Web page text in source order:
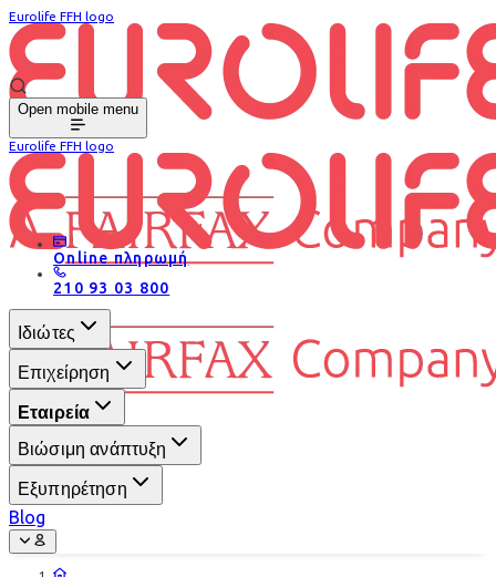
Eurolife FFH logo
Open mobile menu
Eurolife FFH logo
Online πληρωμή
210 93 03 800
Ιδιώτες
Επιχείρηση
Εταιρεία
Βιώσιμη ανάπτυξη
Εξυπηρέτηση
Blog